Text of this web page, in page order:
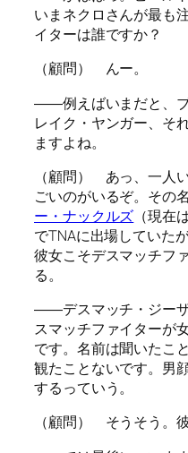
いまネクロさんが最も
イターは誰ですか？
（顧問） んー。
――例えばいまだと、
レイク・ヤンガー、そ
ますよね。
（顧問） あっ、一人
ごいのがいるぞ。その
ー・ナックルズ （現在
でTNAに出場していた
彼女こそデスマッチフ
る。
――デスマッチ・ジー
スマッチファイターが
です。名前は聞いたこ
観たことないです。男
するっていう。
（顧問） そうそう。